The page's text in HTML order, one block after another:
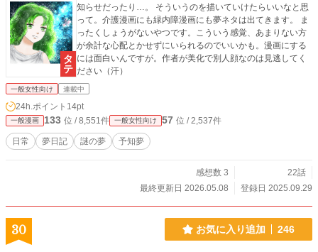
知らせだったり…。 そういうのを描いていけたらいいなと思
って。介護漫画にも緑内障漫画にも夢ネタは出てきます。 ま
ったくしょうがないやつです。こういう感覚、あまりない方
が余計な心配とかせずにいられるのでいいかも。漫画にする
には面白いんですが。作者が美化で別人顔なのは見逃してく
ださい（汗）
一般女性向け 連載中
24h.ポイント 14pt
一般漫画 133 位 / 8,551件 一般女性向け 57 位 / 2,537件
日常 夢日記 謎の夢 予知夢
感想数 3
22話
最終更新日 2026.05.08
登録日 2025.09.29
30 お気に入り追加 246